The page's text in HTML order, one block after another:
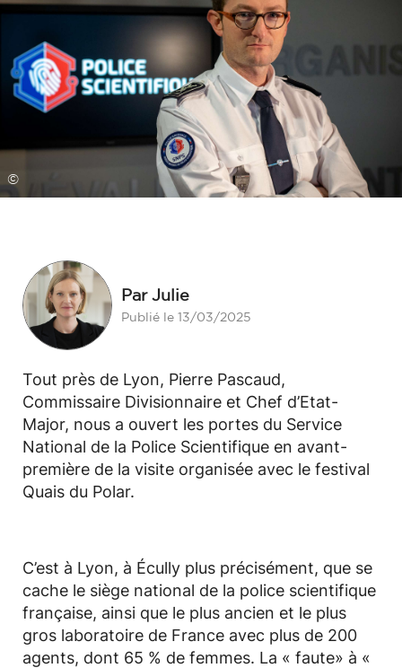
©
Par Julie
Publié le 13/03/2025
Tout près de Lyon, Pierre Pascaud,
Commissaire Divisionnaire et Chef d’Etat-
Major, nous a ouvert les portes du Service
National de la Police Scientifique en avant-
première de la visite organisée avec le festival
Quais du Polar.
C’est à Lyon, à Écully plus précisément, que se
cache le siège national de la police scientifique
française, ainsi que le plus ancien et le plus
gros laboratoire de France avec plus de 200
agents, dont 65 % de femmes. La « faute» à «